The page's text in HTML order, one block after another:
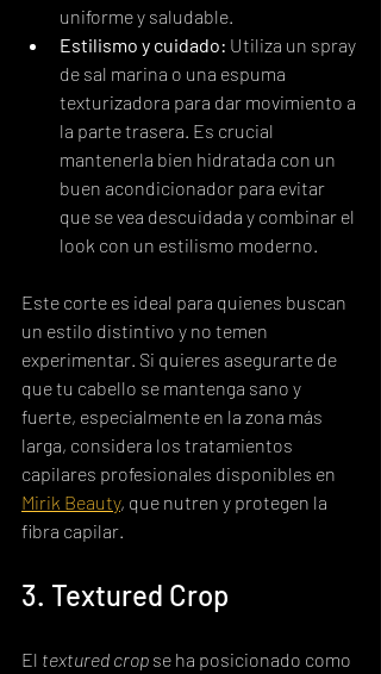
uniforme y saludable.
Estilismo y cuidado: Utiliza un spray
de sal marina o una espuma
texturizadora para dar movimiento a
la parte trasera. Es crucial
mantenerla bien hidratada con un
buen acondicionador para evitar
que se vea descuidada y combinar el
look con un estilismo moderno.
Este corte es ideal para quienes buscan
un estilo distintivo y no temen
experimentar. Si quieres asegurarte de
que tu cabello se mantenga sano y
fuerte, especialmente en la zona más
larga, considera los tratamientos
capilares profesionales disponibles en
Mirik Beauty, que nutren y protegen la
fibra capilar.
3. Textured Crop
El textured crop se ha posicionado como